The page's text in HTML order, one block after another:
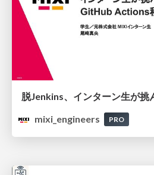
mixi_engineers
PRO